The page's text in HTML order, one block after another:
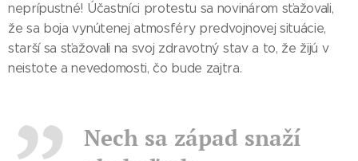
neprípustné! Účastníci protestu sa novinárom sťažovali,
že sa boja vynútenej atmosféry predvojnovej situácie,
starší sa sťažovali na svoj zdravotný stav a to, že žijú v
neistote a nevedomosti, čo bude zajtra.
Nech sa západ snaží